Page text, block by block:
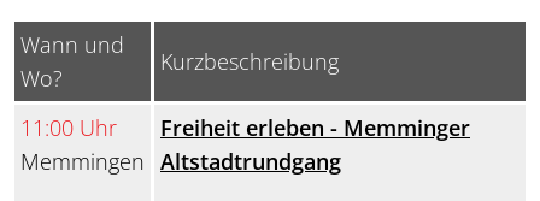
Wann und
Wo?
Kurzbeschreibung
11:00 Uhr
Memmingen
Freiheit erleben - Memminger
Altstadtrundgang